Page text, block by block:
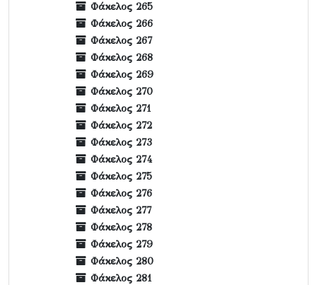
Φάκελος 265
Φάκελος 266
Φάκελος 267
Φάκελος 268
Φάκελος 269
Φάκελος 270
Φάκελος 271
Φάκελος 272
Φάκελος 273
Φάκελος 274
Φάκελος 275
Φάκελος 276
Φάκελος 277
Φάκελος 278
Φάκελος 279
Φάκελος 280
Φάκελος 281